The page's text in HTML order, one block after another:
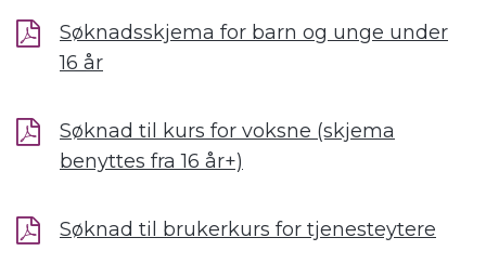
Søknadsskjema for barn og unge under
16 år
Søknad til kurs for voksne (skjema
benyttes fra 16 år+)
Søknad til brukerkurs for tjenesteytere